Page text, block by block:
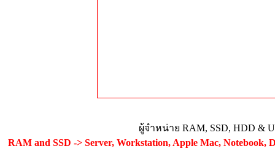
ผู้จำหน่าย RAM, SSD, HDD &
RAM and SSD -> Server, Workstation, Apple Mac, Notebook,